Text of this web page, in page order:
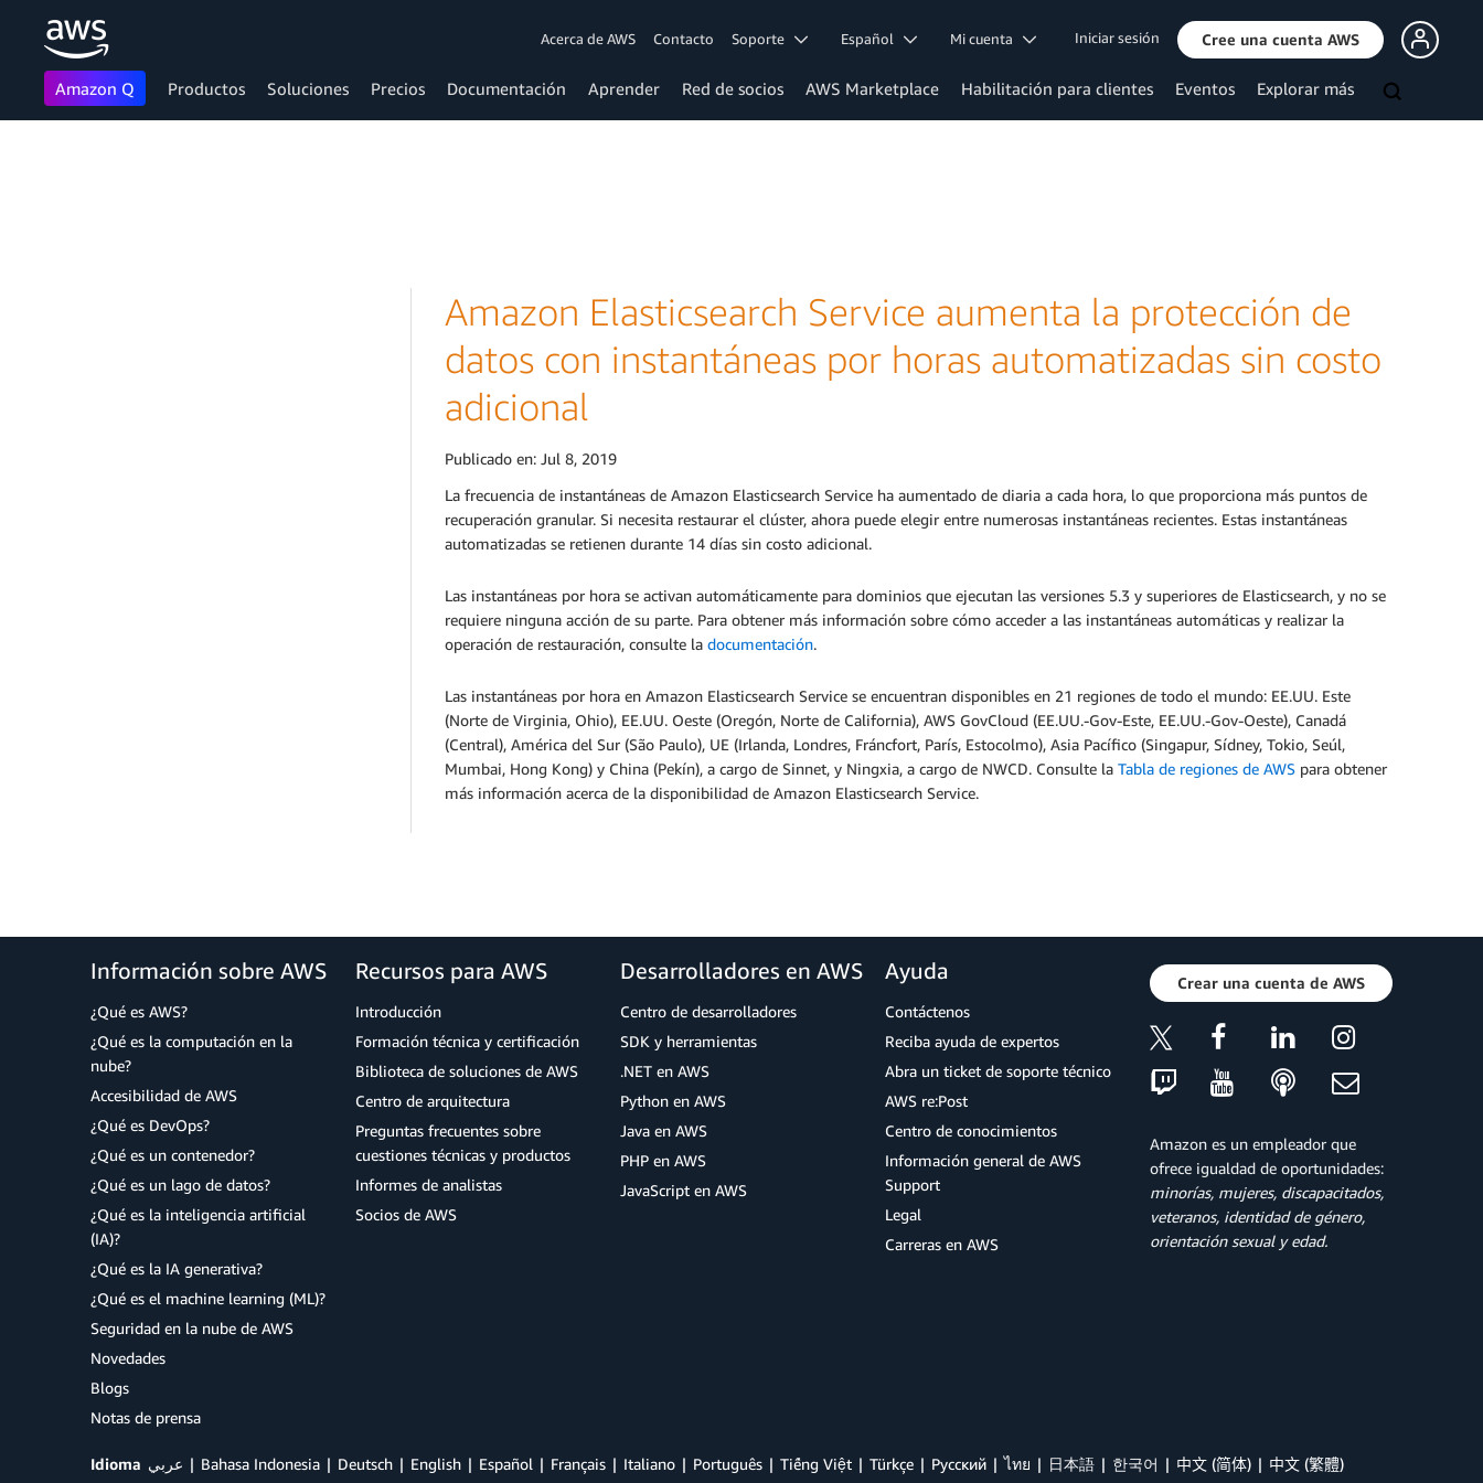
Acerca de AWS Contacto Soporte Español Mi cuenta Iniciar sesión Cree una cuenta AWS
Amazon Q Productos Soluciones Precios Documentación Aprender Red de socios AWS Marketplace Habilitación para clientes Eventos Explorar más
Amazon Elasticsearch Service aumenta la protección de
datos con instantáneas por horas automatizadas sin costo
adicional
Publicado en: Jul 8, 2019
La frecuencia de instantáneas de Amazon Elasticsearch Service ha aumentado de diaria a cada hora, lo que proporciona más puntos de
recuperación granular. Si necesita restaurar el clúster, ahora puede elegir entre numerosas instantáneas recientes. Estas instantáneas
automatizadas se retienen durante 14 días sin costo adicional.
Las instantáneas por hora se activan automáticamente para dominios que ejecutan las versiones 5.3 y superiores de Elasticsearch, y no se
requiere ninguna acción de su parte. Para obtener más información sobre cómo acceder a las instantáneas automáticas y realizar la
operación de restauración, consulte la documentación.
Las instantáneas por hora en Amazon Elasticsearch Service se encuentran disponibles en 21 regiones de todo el mundo: EE.UU. Este
(Norte de Virginia, Ohio), EE.UU. Oeste (Oregón, Norte de California), AWS GovCloud (EE.UU.-Gov-Este, EE.UU.-Gov-Oeste), Canadá
(Central), América del Sur (São Paulo), UE (Irlanda, Londres, Fráncfort, París, Estocolmo), Asia Pacífico (Singapur, Sídney, Tokio, Seúl,
Mumbai, Hong Kong) y China (Pekín), a cargo de Sinnet, y Ningxia, a cargo de NWCD. Consulte la Tabla de regiones de AWS para obtener
más información acerca de la disponibilidad de Amazon Elasticsearch Service.
Información sobre AWS
¿Qué es AWS?
¿Qué es la computación en la
nube?
Accesibilidad de AWS
¿Qué es DevOps?
¿Qué es un contenedor?
¿Qué es un lago de datos?
¿Qué es la inteligencia artificial
(IA)?
¿Qué es la IA generativa?
¿Qué es el machine learning (ML)?
Seguridad en la nube de AWS
Novedades
Blogs
Notas de prensa
Recursos para AWS
Introducción
Formación técnica y certificación
Biblioteca de soluciones de AWS
Centro de arquitectura
Preguntas frecuentes sobre
cuestiones técnicas y productos
Informes de analistas
Socios de AWS
Desarrolladores en AWS
Centro de desarrolladores
SDK y herramientas
.NET en AWS
Python en AWS
Java en AWS
PHP en AWS
JavaScript en AWS
Ayuda
Contáctenos
Reciba ayuda de expertos
Abra un ticket de soporte técnico
AWS re:Post
Centro de conocimientos
Información general de AWS
Support
Legal
Carreras en AWS
Crear una cuenta de AWS
Amazon es un empleador que
ofrece igualdad de oportunidades:
minorías, mujeres, discapacitados,
veteranos, identidad de género,
orientación sexual y edad.
Idioma عربي Bahasa Indonesia Deutsch English Español Français Italiano Português Tiếng Việt Türkçe Ρусский ไทย 日本語 한국어 中文 (简体) 中文 (繁體)